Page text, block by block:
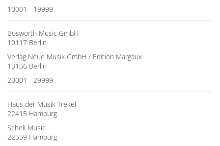
10001 - 19999
Bosworth Music GmbH
10117 Berlin
Verlag Neue Musik GmbH / Edition Margaux
13156 Berlin
20001 - 29999
Haus der Musik Trekel
22415 Hamburg
Schell Music
22559 Hamburg